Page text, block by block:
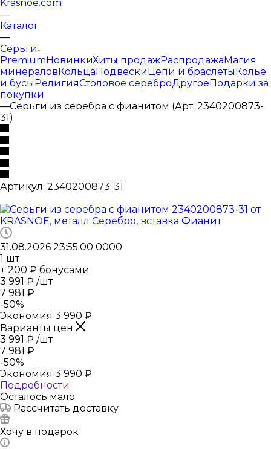
Krasnoe.com
—
Каталог
—
Серьги
PremiumНовинкиХиты продажРаспродажаМагия
минераловКольцаПодвескиЦепи и браслетыКолье
и бусыРелигияСтоловое сереброДругоеПодарки за
покупки
—Серьги из серебра с фианитом (Арт. 2340200873-
31)
Артикул: 2340200873-31
31.08.2026 23:55:00 0000
1 шт
+ 200 ₽ бонусами
3 991 ₽ /шт
7 981 ₽
-50%
Экономия 3 990 ₽
Варианты цен
3 991 ₽ /шт
7 981 ₽
-50%
Экономия 3 990 ₽
Подробности
Осталось мало
Рассчитать доставку
Хочу в подарок